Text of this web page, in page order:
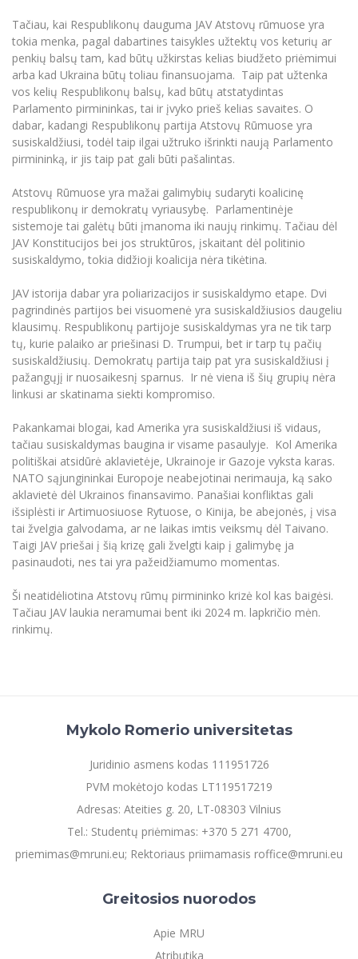
Tačiau, kai Respublikonų dauguma JAV Atstovų rūmuose yra
tokia menka, pagal dabartines taisykles užtektų vos keturių ar
penkių balsų tam, kad būtų užkirstas kelias biudžeto priėmimui
arba kad Ukraina būtų toliau finansuojama. Taip pat užtenka
vos kelių Respublikonų balsų, kad būtų atstatydintas
Parlamento pirmininkas, tai ir įvyko prieš kelias savaites. O
dabar, kadangi Respublikonų partija Atstovų Rūmuose yra
susiskaldžiusi, todėl taip ilgai užtruko išrinkti naują Parlamento
pirmininką, ir jis taip pat gali būti pašalintas.
Atstovų Rūmuose yra mažai galimybių sudaryti koalicinę
respublikonų ir demokratų vyriausybę. Parlamentinėje
sistemoje tai galėtų būti įmanoma iki naujų rinkimų. Tačiau dėl
JAV Konstitucijos bei jos struktūros, įskaitant dėl politinio
susiskaldymo, tokia didžioji koalicija nėra tikėtina.
JAV istorija dabar yra poliarizacijos ir susiskaldymo etape. Dvi
pagrindinės partijos bei visuomenė yra susiskaldžiusios daugeliu
klausimų. Respublikonų partijoje susiskaldymas yra ne tik tarp
tų, kurie palaiko ar priešinasi D. Trumpui, bet ir tarp tų pačių
susiskaldžiusių. Demokratų partija taip pat yra susiskaldžiusi į
pažangųjį ir nuosaikesnį sparnus. Ir nė viena iš šių grupių nėra
linkusi ar skatinama siekti kompromiso.
Pakankamai blogai, kad Amerika yra susiskaldžiusi iš vidaus,
tačiau susiskaldymas baugina ir visame pasaulyje. Kol Amerika
politiškai atsidūrė aklavietėje, Ukrainoje ir Gazoje vyksta karas.
NATO sąjungininkai Europoje neabejotinai nerimauja, ką sako
aklavietė dėl Ukrainos finansavimo. Panašiai konfliktas gali
išsiplėsti ir Artimuosiuose Rytuose, o Kinija, be abejonės, į visa
tai žvelgia galvodama, ar ne laikas imtis veiksmų dėl Taivano.
Taigi JAV priešai į šią krizę gali žvelgti kaip į galimybę ja
pasinaudoti, nes tai yra pažeidžiamumo momentas.
Ši neatidėliotina Atstovų rūmų pirmininko krizė kol kas baigėsi.
Tačiau JAV laukia neramumai bent iki 2024 m. lapkričio mėn.
rinkimų.
Mykolo Romerio universitetas
Juridinio asmens kodas 111951726
PVM mokėtojo kodas LT119517219
Adresas: Ateities g. 20, LT-08303 Vilnius
Tel.: Studentų priėmimas: +370 5 271 4700,
priemimas@mruni.eu; Rektoriaus priimamasis roffice@mruni.eu
Greitosios nuorodos
Apie MRU
Atributika